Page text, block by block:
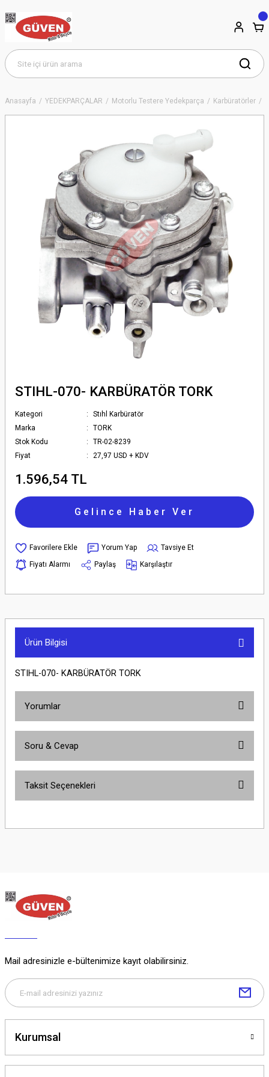
Anasayfa YEDEKPARÇALAR Motorlu Testere Yedekparça Karbüratörler
STIHL-070- KARBÜRATÖR TORK
Kategori
Stıhl Karbüratör
Marka
TORK
Stok Kodu
TR-02-8239
Fiyat
27,97 USD + KDV
1.596,54 TL
Gelince Haber Ver
Yorum Yap
Tavsiye Et
Fiyatı Alarmı
Paylaş Karşılaştır
Ürün Bilgisi
STIHL-070- KARBÜRATÖR TORK
Yorumlar
Soru & Cevap
Soru Sor
Taksit Seçenekleri
Mail adresinizle e-bültenimize kayıt olabilirsiniz.
Kurumsal